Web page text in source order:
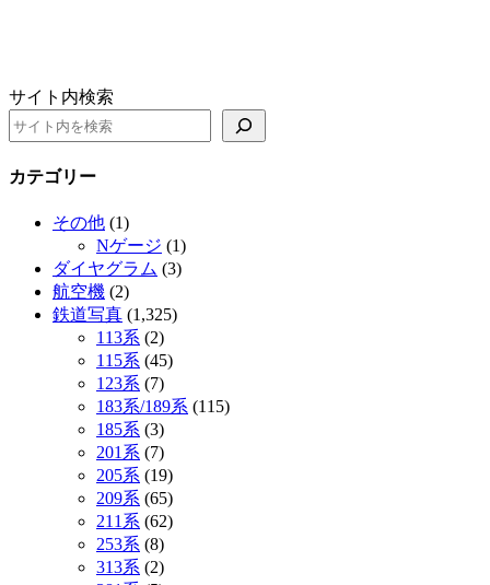
サイト内検索
カテゴリー
その他 (1)
Nゲージ (1)
ダイヤグラム (3)
航空機 (2)
鉄道写真 (1,325)
113系 (2)
115系 (45)
123系 (7)
183系/189系 (115)
185系 (3)
201系 (7)
205系 (19)
209系 (65)
211系 (62)
253系 (8)
313系 (2)